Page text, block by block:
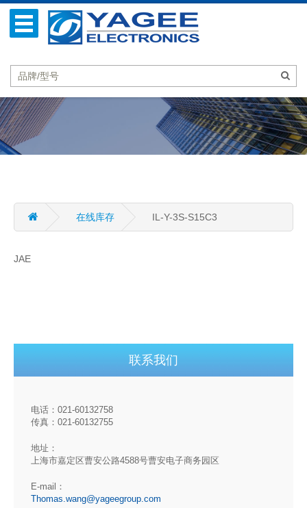
在线库存 IL-Y-3S-S15C3
JAE
联系我们
电话：021-60132758
传真：021-60132755
地址：
上海市嘉定区曹安公路4588号曹安电子商务园区
E-mail：
Thomas.wang@yageegroup.com